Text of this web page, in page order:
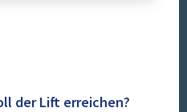
der Lift erreichen?